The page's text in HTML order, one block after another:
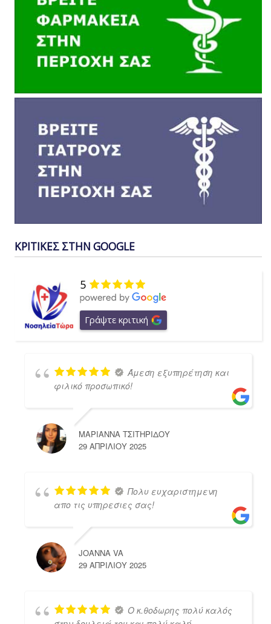
ΚΡΙΤΙΚΕΣ ΣΤΗΝ GOOGLE
5
Γράψτε κριτική
Άμεση εξυπηρέτηση και
φιλικό προσωπικό!
ΜΑΡΙΑΝΝΑ ΤΣΙΤΗΡΙΔΟΥ
29 ΑΠΡΙΛΊΟΥ 2025
Πολυ ευχαριστημενη
απο τις υπηρεσιες σας!
JOANNA VA
29 ΑΠΡΙΛΊΟΥ 2025
Ο κ.θοδωρης πολύ καλός